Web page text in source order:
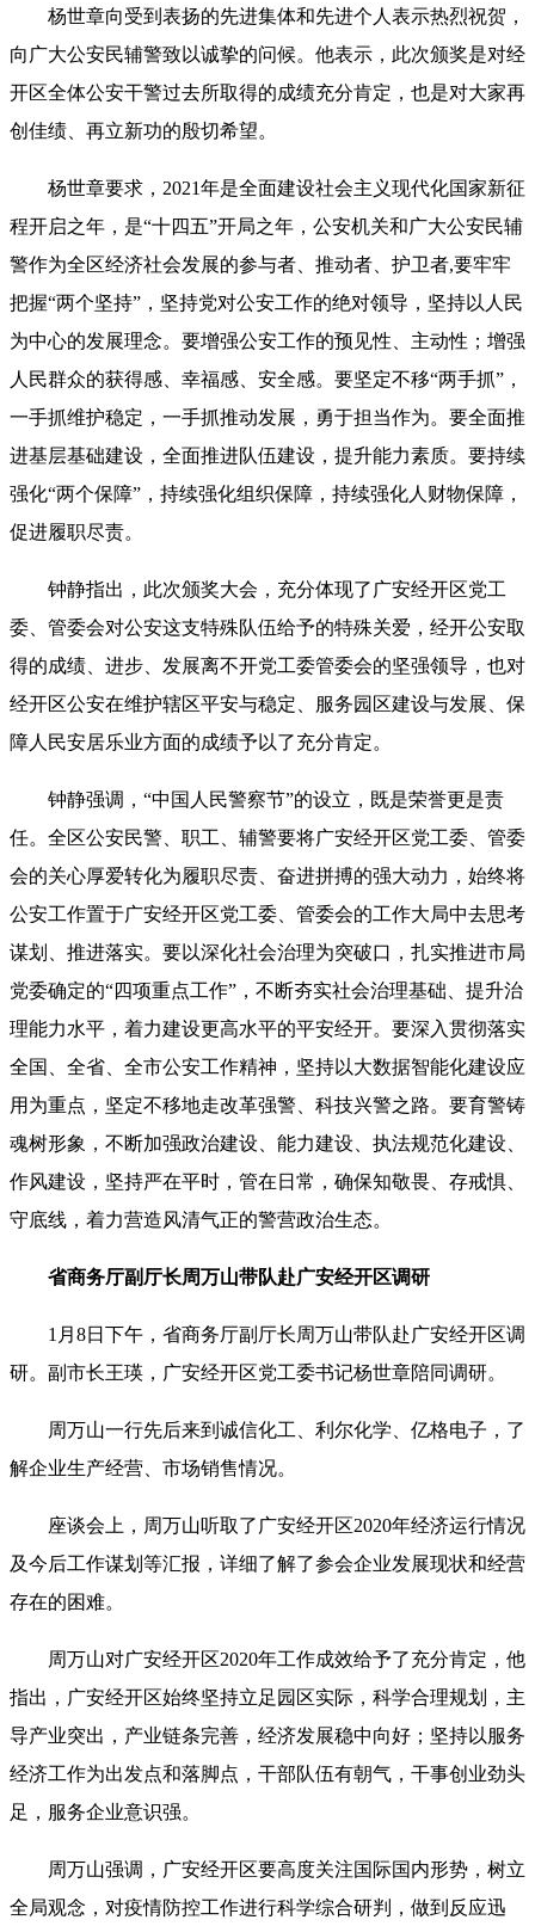
杨世章向受到表扬的先进集体和先进个人表示热烈祝贺，
向广大公安民辅警致以诚挚的问候。他表示，此次颁奖是对经
开区全体公安干警过去所取得的成绩充分肯定，也是对大家再
创佳绩、再立新功的殷切希望。
杨世章要求，2021年是全面建设社会主义现代化国家新征
程开启之年，是“十四五”开局之年，公安机关和广大公安民辅
警作为全区经济社会发展的参与者、推动者、护卫者,要牢牢
把握“两个坚持”，坚持党对公安工作的绝对领导，坚持以人民
为中心的发展理念。要增强公安工作的预见性、主动性；增强
人民群众的获得感、幸福感、安全感。要坚定不移“两手抓”，
一手抓维护稳定，一手抓推动发展，勇于担当作为。要全面推
进基层基础建设，全面推进队伍建设，提升能力素质。要持续
强化“两个保障”，持续强化组织保障，持续强化人财物保障，
促进履职尽责。
钟静指出，此次颁奖大会，充分体现了广安经开区党工
委、管委会对公安这支特殊队伍给予的特殊关爱，经开公安取
得的成绩、进步、发展离不开党工委管委会的坚强领导，也对
经开区公安在维护辖区平安与稳定、服务园区建设与发展、保
障人民安居乐业方面的成绩予以了充分肯定。
钟静强调，“中国人民警察节”的设立，既是荣誉更是责
任。全区公安民警、职工、辅警要将广安经开区党工委、管委
会的关心厚爱转化为履职尽责、奋进拼搏的强大动力，始终将
公安工作置于广安经开区党工委、管委会的工作大局中去思考
谋划、推进落实。要以深化社会治理为突破口，扎实推进市局
党委确定的“四项重点工作”，不断夯实社会治理基础、提升治
理能力水平，着力建设更高水平的平安经开。要深入贯彻落实
全国、全省、全市公安工作精神，坚持以大数据智能化建设应
用为重点，坚定不移地走改革强警、科技兴警之路。要育警铸
魂树形象，不断加强政治建设、能力建设、执法规范化建设、
作风建设，坚持严在平时，管在日常，确保知敬畏、存戒惧、
守底线，着力营造风清气正的警营政治生态。
省商务厅副厅长周万山带队赴广安经开区调研
1月8日下午，省商务厅副厅长周万山带队赴广安经开区调
研。副市长王瑛，广安经开区党工委书记杨世章陪同调研。
周万山一行先后来到诚信化工、利尔化学、亿格电子，了
解企业生产经营、市场销售情况。
座谈会上，周万山听取了广安经开区2020年经济运行情况
及今后工作谋划等汇报，详细了解了参会企业发展现状和经营
存在的困难。
周万山对广安经开区2020年工作成效给予了充分肯定，他
指出，广安经开区始终坚持立足园区实际，科学合理规划，主
导产业突出，产业链条完善，经济发展稳中向好；坚持以服务
经济工作为出发点和落脚点，干部队伍有朝气，干事创业劲头
足，服务企业意识强。
周万山强调，广安经开区要高度关注国际国内形势，树立
全局观念，对疫情防控工作进行科学综合研判，做到反应迅